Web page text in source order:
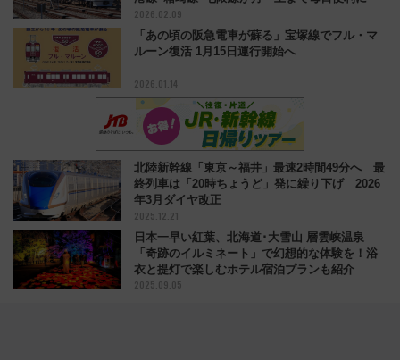
2026.02.09
「あの頃の阪急電車が蘇る」宝塚線でフル・マ
ルーン復活 1月15日運行開始へ
2026.01.14
北陸新幹線「東京～福井」最速2時間49分へ 最
終列車は「20時ちょうど」発に繰り下げ 2026
年3月ダイヤ改正
2025.12.21
日本一早い紅葉、北海道･大雪山 層雲峡温泉
「奇跡のイルミネート」で幻想的な体験を！浴
衣と提灯で楽しむホテル宿泊プランも紹介
2025.09.05